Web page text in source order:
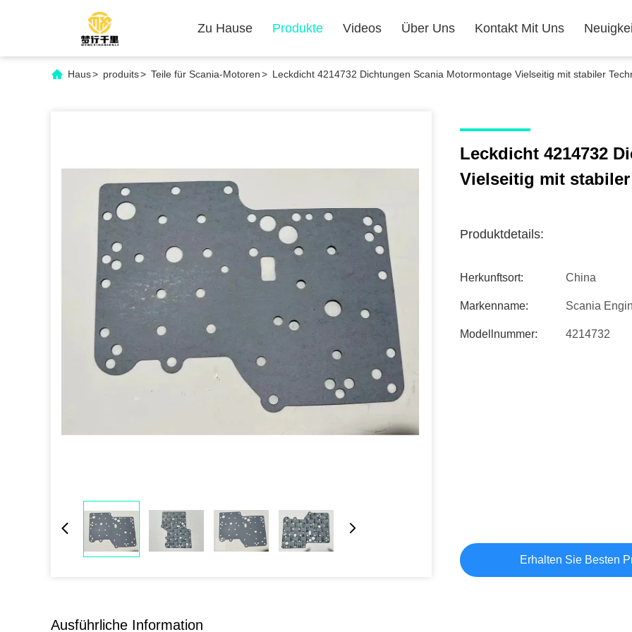
Zu Hause Produkte Videos Über Uns Kontakt Mit Uns
Haus> produits> Teile für Scania-Motoren> Leckdicht 4214732 Dichtungen Scania Motormontage Vielseitig mit stabiler
Leckdicht 4214732
Vielseitig mit
Produktdetails:
Herkunftsort: China
Markenname: Scania
Modellnummer: 4214732
Erhalten Sie Besten
Ausführliche Information